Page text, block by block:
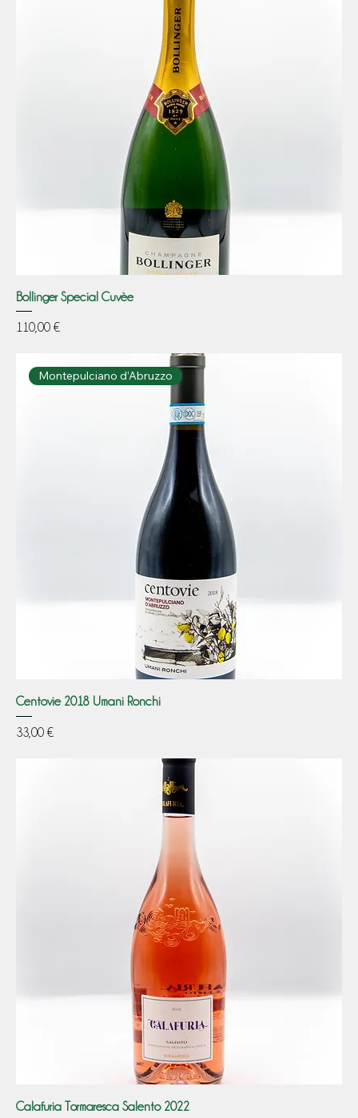
Bollinger Special Cuvèe
Prezzo
110,00 €
Montepulciano d’Abruzzo
Centovie 2018 Umani Ronchi
Prezzo
33,00 €
Calafuria Tormaresca Salento 2022